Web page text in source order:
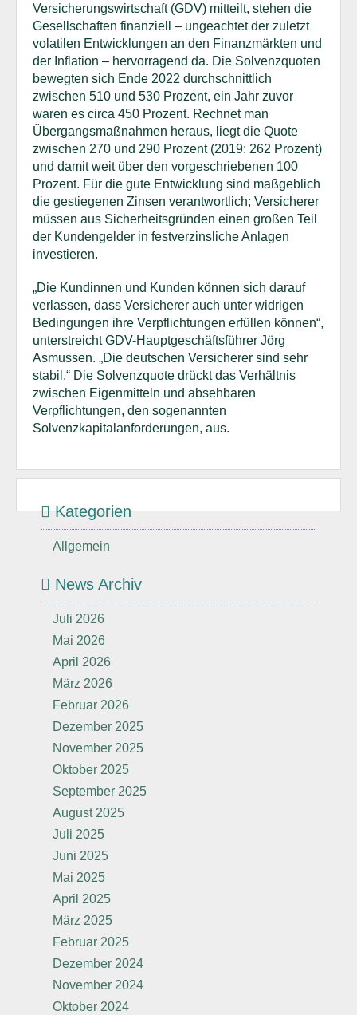
Versicherungswirtschaft (GDV) mitteilt, stehen die
Gesellschaften finanziell – ungeachtet der zuletzt
volatilen Entwicklungen an den Finanzmärkten und
der Inflation – hervorragend da. Die Solvenzquoten
bewegten sich Ende 2022 durchschnittlich
zwischen 510 und 530 Prozent, ein Jahr zuvor
waren es circa 450 Prozent. Rechnet man
Übergangsmaßnahmen heraus, liegt die Quote
zwischen 270 und 290 Prozent (2019: 262 Prozent)
und damit weit über den vorgeschriebenen 100
Prozent. Für die gute Entwicklung sind maßgeblich
die gestiegenen Zinsen verantwortlich; Versicherer
müssen aus Sicherheitsgründen einen großen Teil
der Kundengelder in festverzinsliche Anlagen
investieren.
„Die Kundinnen und Kunden können sich darauf
verlassen, dass Versicherer auch unter widrigen
Bedingungen ihre Verpflichtungen erfüllen können“,
unterstreicht GDV-Hauptgeschäftsführer Jörg
Asmussen. „Die deutschen Versicherer sind sehr
stabil.“ Die Solvenzquote drückt das Verhältnis
zwischen Eigenmitteln und absehbaren
Verpflichtungen, den sogenannten
Solvenzkapitalanforderungen, aus.
Kategorien
Allgemein
News Archiv
Juli 2026
Mai 2026
April 2026
März 2026
Februar 2026
Dezember 2025
November 2025
Oktober 2025
September 2025
August 2025
Juli 2025
Juni 2025
Mai 2025
April 2025
März 2025
Februar 2025
Dezember 2024
November 2024
Oktober 2024